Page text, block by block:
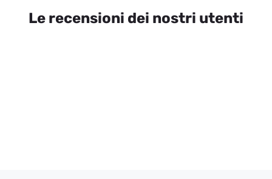
Le recensioni dei nostri utenti